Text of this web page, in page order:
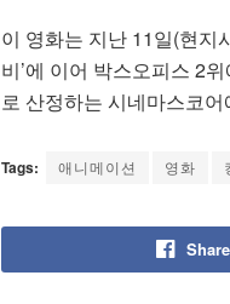
이 영화는 지난 11일(현지
비’에 이어 박스오피스 2
로 산정하는 시네마스코
Tags: 애니메이션 영화
Share